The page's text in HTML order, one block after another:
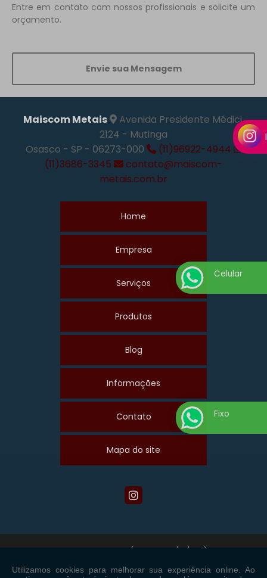
Entre em contato com nossos profissionais e solicite um
orçamento.
Envie sua Mensagem
Maiscom Metais
Avenida Presidente Médici,
2124 - Mutinga
Osasco - SP - 06273-000
(11)96922-4944
(11)3686-3345
contato@maiscom-
metais.com.br
Home
Empresa
Serviços
Produtos
Blog
Informações
Contato
Mapa do site
Copyright © Maiscom. (Lei 9610 de 19/02/1998)
W3C
Fixo
Celular